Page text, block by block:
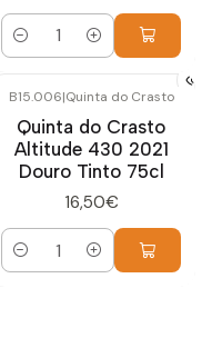
Quantidade
B15.006|Quinta do Crasto
Quinta do Crasto
Altitude 430 2021
Douro Tinto 75cl
16,50€
Quantidade